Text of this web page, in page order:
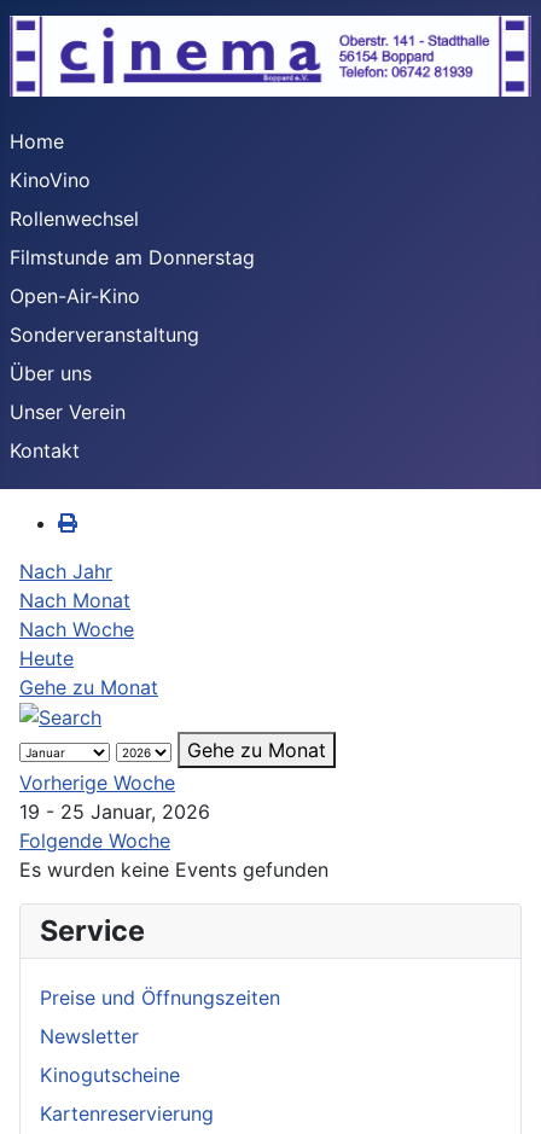
Home
KinoVino
Rollenwechsel
Filmstunde am Donnerstag
Open-Air-Kino
Sonderveranstaltung
Über uns
Unser Verein
Kontakt
Nach Jahr
Nach Monat
Nach Woche
Heute
Gehe zu Monat
Gehe zu Monat
Vorherige Woche
19 - 25 Januar, 2026
Folgende Woche
Es wurden keine Events gefunden
Service
Preise und Öffnungszeiten
Newsletter
Kinogutscheine
Kartenreservierung